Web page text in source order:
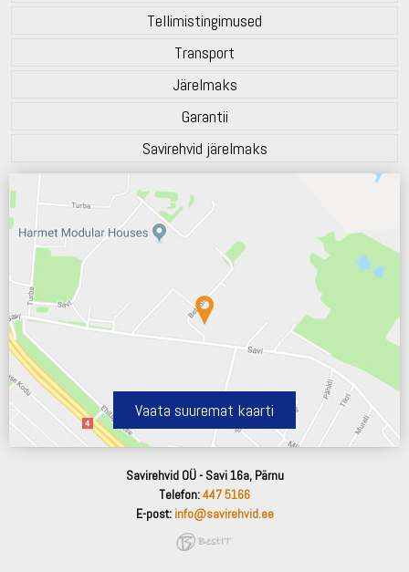
Tellimistingimused
Transport
Järelmaks
Garantii
Savirehvid järelmaks
Vaata suuremat kaarti
Savirehvid OÜ - Savi 16a, Pärnu
Telefon:447 5166
E-post: info@savirehvid.ee